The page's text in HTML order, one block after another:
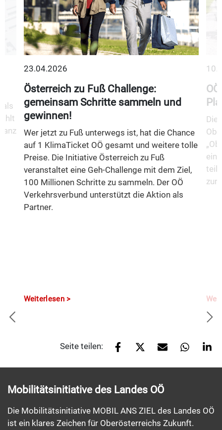
als
23.04.2026
Österreich zu Fuß Challenge:
gemeinsam Schritte sammeln und
gewinnen!
Wer jetzt zu Fuß unterwegs ist, hat die Chance
auf 1 KlimaTicket OÖ gesamt und weitere tolle
Preise. Die Initiative Österreich zu Fuß
veranstaltet eine Geh-Challenge mit dem Ziel,
100 Millionen Schritte zu sammeln. Der OÖ
Verkehrsverbund unterstützt die Aktion als
Partner.
Weiterlesen
Die
Seite teilen:
Mobilitätsinitiative des Landes OÖ
Die Mobilitätsinitiative MOBIL ANS ZIEL des Landes OÖ
ist ein klares Zeichen für Oberösterreichs Zukunft.